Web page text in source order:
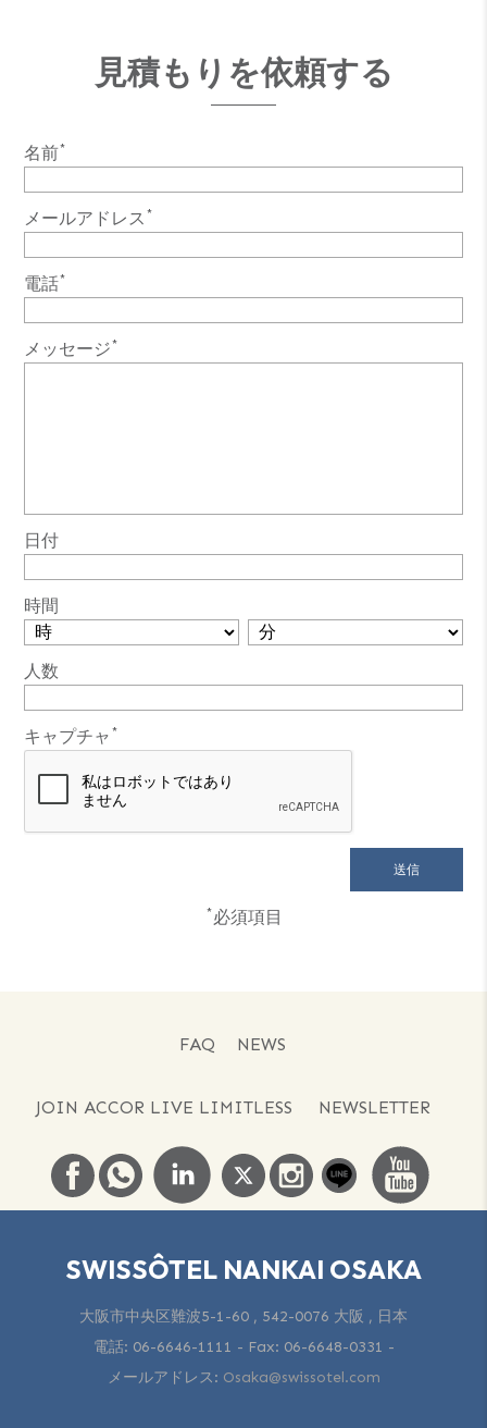
見積もりを依頼する
名前*
メールアドレス *
電話*
メッセージ*
日付
時間
人数
キャプチャ *
*必須項目
FAQ NEWS
JOIN ACCOR LIVE LIMITLESS NEWSLETTER
SWISSÔTEL NANKAI OSAKA
大阪市中央区難波5-1-60 , 542-0076 大阪 , 日本
電話: 06-6646-1111 - Fax: 06-6648-0331 -
メールアドレス: Osaka@swissotel.com